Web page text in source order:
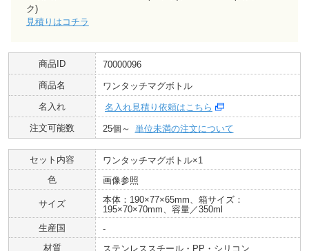
ク)
見積りはコチラ
商品ID
70000096
商品名
ワンタッチマグボトル
名入れ
名入れ見積り依頼はこちら
注文可能数
25個～ 単位未満の注文について
セット内容
ワンタッチマグボトル×1
色
画像参照
サイズ
本体：190×77×65mm、箱サイズ：
195×70×70mm、容量／350ml
生産国
‐
材質
ステンレススチール・PP・シリコン